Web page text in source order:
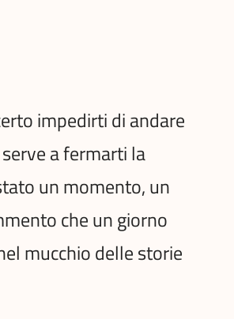
impedirti di andare
a fermarti la
un momento, un
che un giorno
mucchio delle storie